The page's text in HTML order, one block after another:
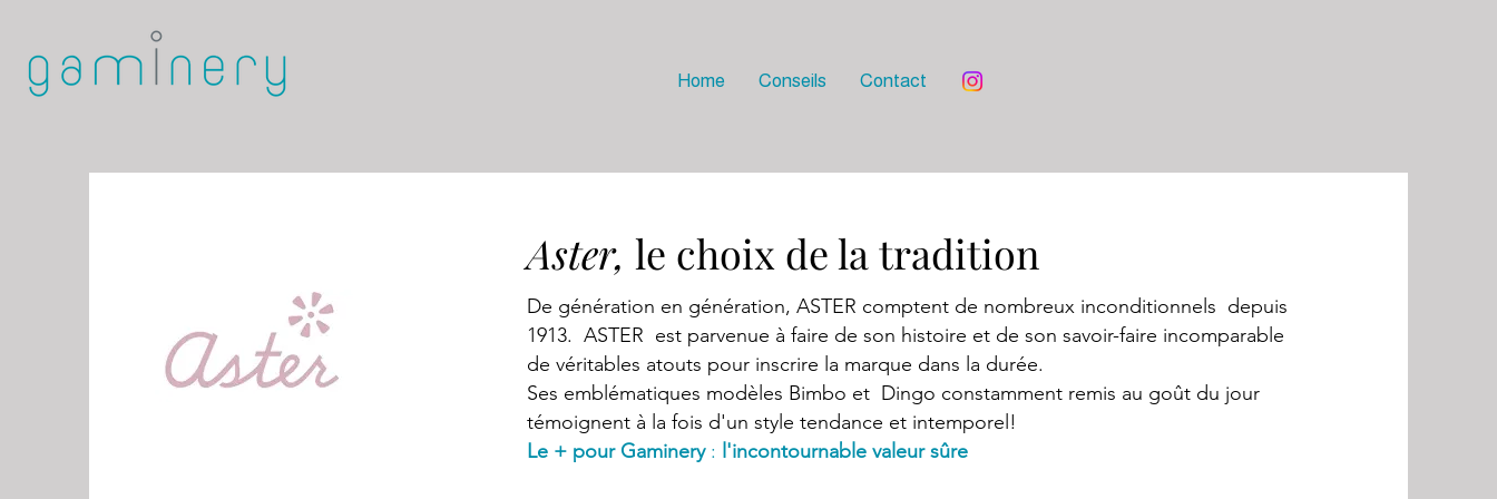
Home Conseils Contact
Aster, le choix de la tradition
De génération en génération, ASTER comptent de nombreux inconditionnels depuis
1913. ASTER est parvenue à faire de son histoire et de son savoir-faire incomparable
de véritables atouts pour inscrire la marque dans la durée.
Ses emblématiques modèles Bimbo et Dingo constamment remis au goût du jour
témoignent à la fois d'un style tendance et intemporel!
Le + pour Gaminery: l'incontournable valeur sûre